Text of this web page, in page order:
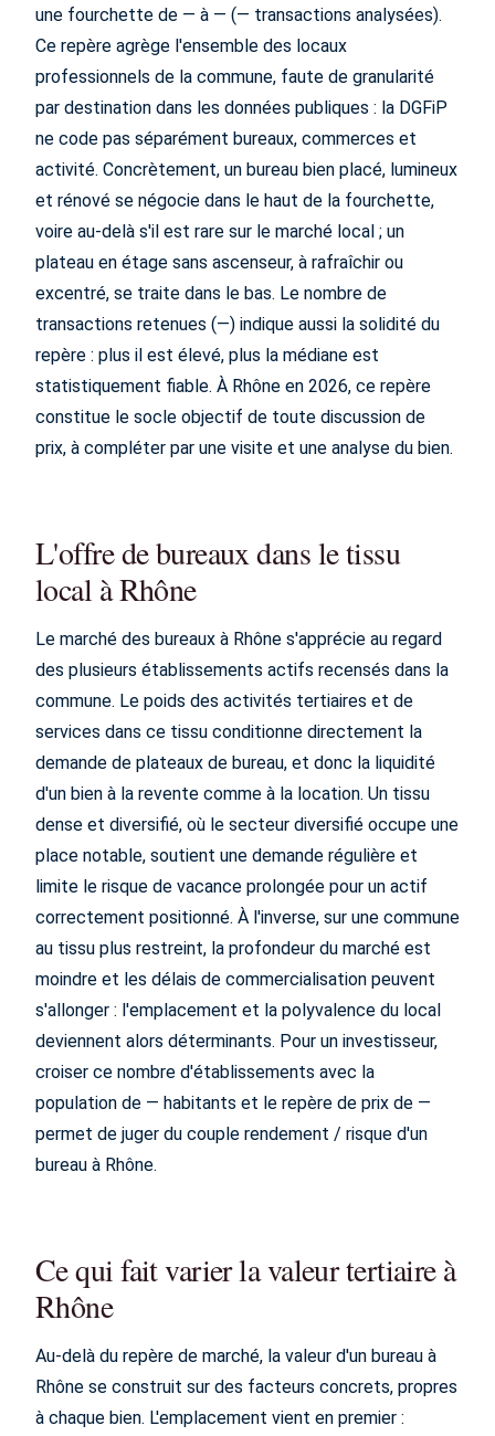
une fourchette de — à — (— transactions analysées).
Ce repère agrège l'ensemble des locaux
professionnels de la commune, faute de granularité
par destination dans les données publiques : la DGFiP
ne code pas séparément bureaux, commerces et
activité. Concrètement, un bureau bien placé, lumineux
et rénové se négocie dans le haut de la fourchette,
voire au-delà s'il est rare sur le marché local ; un
plateau en étage sans ascenseur, à rafraîchir ou
excentré, se traite dans le bas. Le nombre de
transactions retenues (—) indique aussi la solidité du
repère : plus il est élevé, plus la médiane est
statistiquement fiable. À Rhône en 2026, ce repère
constitue le socle objectif de toute discussion de
prix, à compléter par une visite et une analyse du bien.
L'offre de bureaux dans le tissu
local à Rhône
Le marché des bureaux à Rhône s'apprécie au regard
des plusieurs établissements actifs recensés dans la
commune. Le poids des activités tertiaires et de
services dans ce tissu conditionne directement la
demande de plateaux de bureau, et donc la liquidité
d'un bien à la revente comme à la location. Un tissu
dense et diversifié, où le secteur diversifié occupe une
place notable, soutient une demande régulière et
limite le risque de vacance prolongée pour un actif
correctement positionné. À l'inverse, sur une commune
au tissu plus restreint, la profondeur du marché est
moindre et les délais de commercialisation peuvent
s'allonger : l'emplacement et la polyvalence du local
deviennent alors déterminants. Pour un investisseur,
croiser ce nombre d'établissements avec la
population de — habitants et le repère de prix de —
permet de juger du couple rendement / risque d'un
bureau à Rhône.
Ce qui fait varier la valeur tertiaire à
Rhône
Au-delà du repère de marché, la valeur d'un bureau à
Rhône se construit sur des facteurs concrets, propres
à chaque bien. L'emplacement vient en premier :